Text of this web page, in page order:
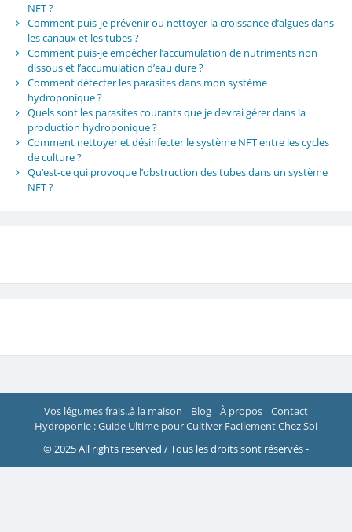
NFT ?
Comment puis-je prévenir ou nettoyer la croissance d’algues dans
les canaux et les tubes ?
Comment puis-je empêcher l’accumulation de nutriments non
dissous et l’accumulation d’eau dure ?
Comment détecter les parasites dans mon système
hydroponique ?
Quels sont les parasites courants que je devrai gérer dans la
production hydroponique ?
Comment nettoyer et désinfecter le système NFT entre les cycles
de culture ?
Qu’est-ce qui provoque l’obstruction des tubes dans un système
NFT ?
Vos légumes frais..à la maison Blog À propos
Contact
Hydroponie : Guide Ultime pour Cultiver Facilement Chez Soi
© 2025 All rights reserved / Tous les droits sont réservés -